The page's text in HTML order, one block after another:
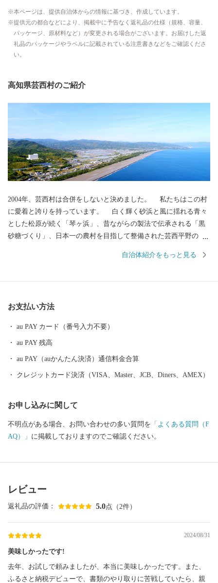
本ページは、提供自治体からの情報に基づき、作成しています。
提供元の都合などにより、掲載中に予告なく返礼品の仕様（規格、容量、
パッケージ、原材料など）が変更される場合がございます。お届けした返
礼品のパッケージやラベルに記載されている注意書きなどをご確認くださ
い。
高知県芸西村のご紹介
2004年、芸西村は合併をしないと決めました。 私たちはこの村
に愛着と誇りを持っています。 白く輝く砂浜と風に揺れる青々
とした松原が続く「琴ヶ浜」、昔ながらの製法で伝承される「黒
砂糖づくり」、日本一の農村を目指して整備された芸西平野の
の世代に受け継ぐため、村民のみなさんと共に工夫して課題に立
自治体紹介をもっと見る
お支払い方法
au PAY カード（番号入力不要）
au PAY 残高
au PAY（auかんたん決済）通信料金合算
クレジットカード決済（VISA、Master、JCB、Diners、AMEX）
お申し込みに関して
不明点がある場合、お問い合わせの多い質問を 「よくある質問（F
AQ）」 に掲載しておりますのでご確認ください。
レビュー
返礼品の評価： 5.0点（2件）
2024/08/31
美味しかったです!
去年、お試しで頼みましたが、本当に美味しかったです。また、
ふるさと納税デビューで、書類のやり取りに苦戦していたら、親